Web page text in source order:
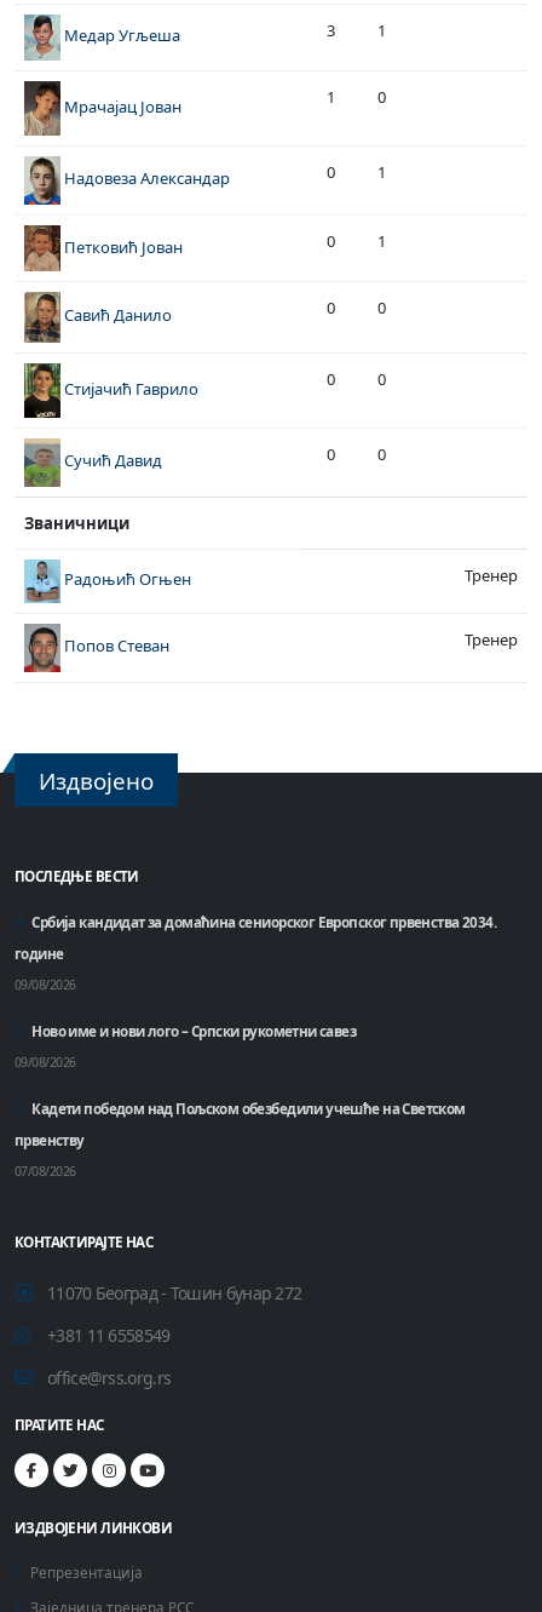
Медар Угљеша 3 1
Мрачајац Јован 1 0
Надовеза Александар 0 1
Петковић Јован 0 1
Савић Данило 0 0
Стијачић Гаврило 0 0
Сучић Давид 0 0
Званичници
Радоњић Огњен Тренер
Попов Стеван Тренер
Издвојено
ПОСЛЕДЊЕ ВЕСТИ
Србија кандидат за домаћинa сениорског Европског првенства 2034.
године
09/08/2026
Ново име и нови лого – Српски рукометни савез
09/08/2026
Кадети победом над Пољском обезбедили учешће на Светском
првенству
07/08/2026
КОНТАКТИРАЈТЕ НАС
11070 Београд - Тошин бунар 272
+381 11 6558549
office@rss.org.rs
ПРАТИТЕ НАС
ИЗДВОЈЕНИ ЛИНКОВИ
Репрезентација
Заједница тренера РСС